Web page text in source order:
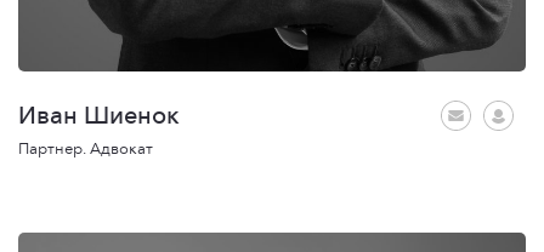
Иван Шиенок
Партнер. Адвокат